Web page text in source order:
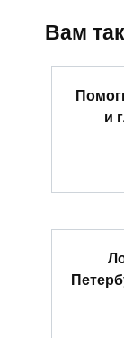
Вам
и